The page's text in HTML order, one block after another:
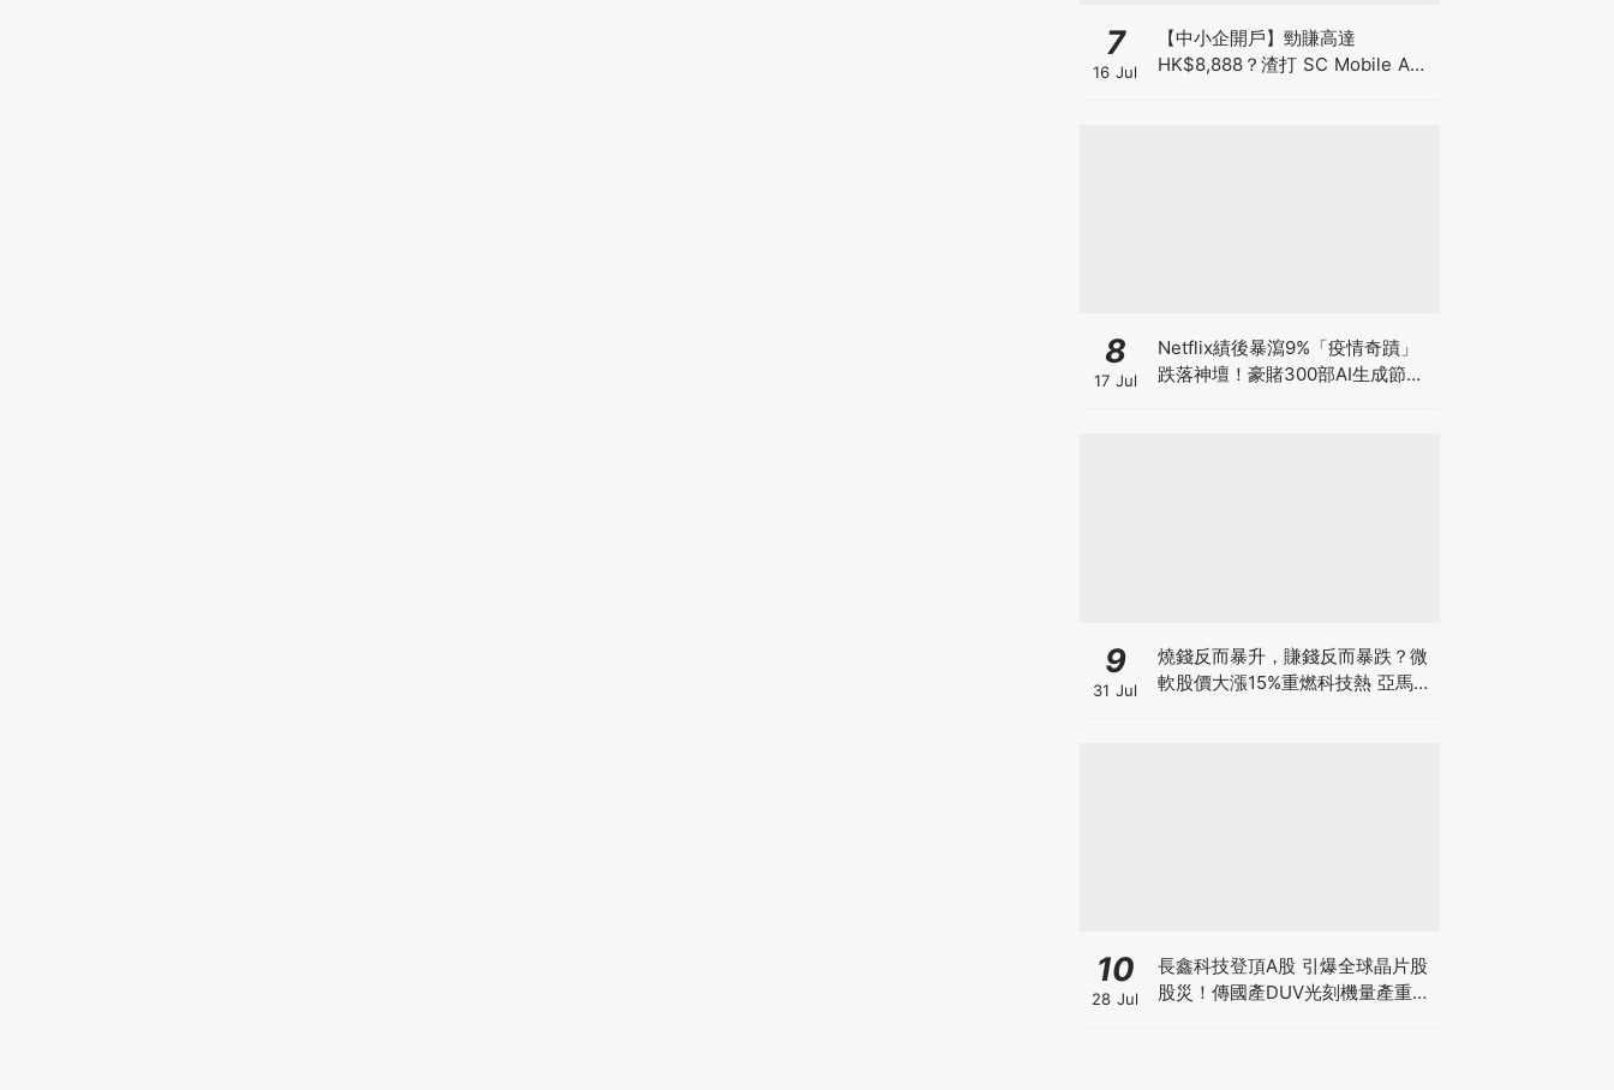
7
16 Jul
【中小企開戶】勁賺高達
HK$8,888？渣打 SC Mobile App
8
17 Jul
Netflix績後暴瀉9%「疫情奇蹟」
跌落神壇！豪賭300部AI生成節目
9
31 Jul
燒錢反而暴升，賺錢反而暴跌？微
軟股價大漲15%重燃科技熱 亞馬遜
10
28 Jul
長鑫科技登頂A股 引爆全球晶片股
股災！傳國產DUV光刻機量產重創